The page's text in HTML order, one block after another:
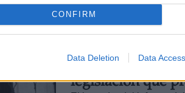
CONFIRM
Data Deletion Data Access
Ley de Vivienda
legislación que